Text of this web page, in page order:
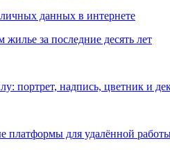
данных в интернете
за последние десять лет
портрет, надпись, цветник и
платформы для удалённой